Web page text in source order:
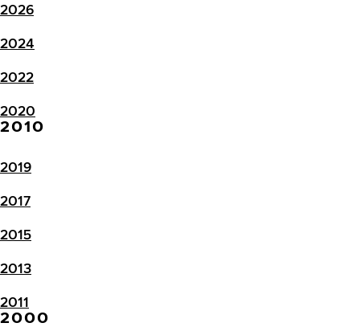
2026
2024
2022
2020
2010
2019
2017
2015
2013
2011
2000